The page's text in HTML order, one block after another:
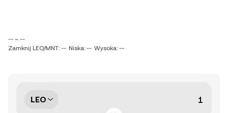
-- ~ --
Zamknij LEO/MNT: -- Niska: -- Wysoka: --
LEO